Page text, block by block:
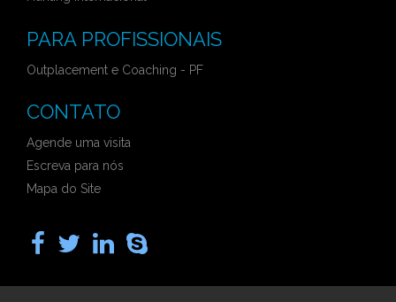
PARA PROFISSIONAIS
Outplacement e Coaching - PF
CONTATO
Agende uma visita
Escreva para nós
Mapa do Site